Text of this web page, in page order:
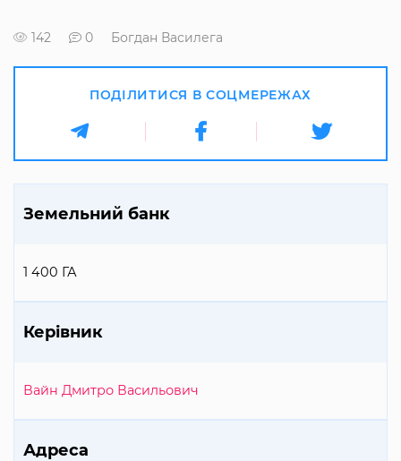
142 0 Богдан Василега
ПОДІЛИТИСЯ В СОЦМЕРЕЖАХ
Земельний банк
1 400 ГА
Керівник
Вайн Дмитро Васильович
Адреса